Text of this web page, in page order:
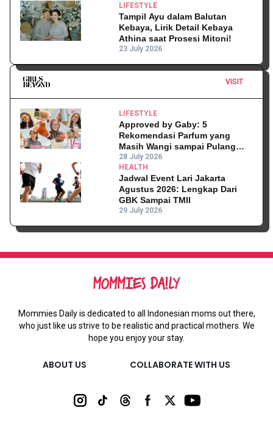
LIFESTYLE
Tampil Ayu dalam Balutan
Kebaya, Lirik Detail Kebaya
Athina saat Prosesi Mitoni!
23 July 2026
VISIT
LIFESTYLE
Approved by Gaby: 5
Rekomendasi Parfum yang
Masih Wangi sampai Pulang
Kantor
28 July 2026
HEALTH
Jadwal Event Lari Jakarta
Agustus 2026: Lengkap Dari
GBK Sampai TMII
29 July 2026
Mommies Daily is dedicated to all Indonesian moms out there,
who just like us strive to be realistic and practical mothers. We
hope you enjoy your stay.
ABOUT US COLLABORATE WITH US